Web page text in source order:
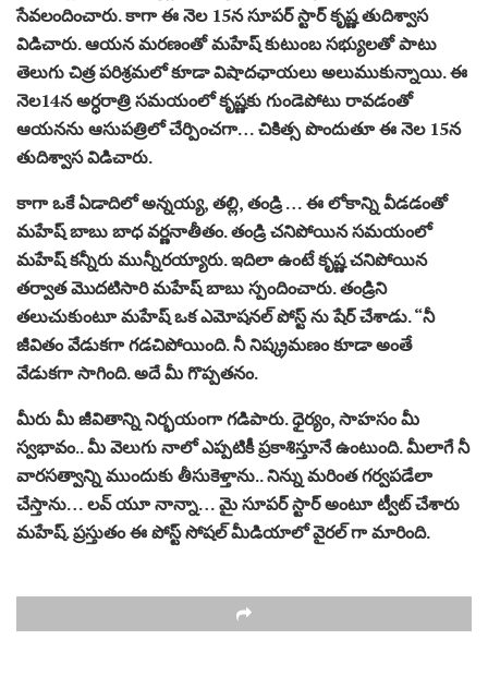
సేవలందించారు. కాగా ఈ నెల 15న సూపర్ స్టార్ కృష్ణ తుదిశ్వాస
విడిచారు. ఆయన మరణంతో మహేష్ కుటుంబ సభ్యులతో పాటు
తెలుగు చిత్ర పరిశ్రమలో కూడా విషాదఛాయలు అలుముకున్నాయి. ఈ
నెల14న అర్ధరాత్రి సమయంలో కృష్ణకు గుండెపోటు రావడంతో
ఆయనను ఆసుపత్రిలో చేర్పించగా… చికిత్స పొందుతూ ఈ నెల 15న
తుదిశ్వాస విడిచారు.
కాగా ఒకే ఏడాదిలో అన్నయ్య, తల్లి, తండ్రి … ఈ లోకాన్ని వీడడంతో
మహేష్ బాబు బాధ వర్ణనాతీతం. తండ్రి చనిపోయిన సమయంలో
మహేష్ కన్నీరు మున్నీరయ్యారు. ఇదిలా ఉంటే కృష్ణ చనిపోయిన
తర్వాత మొదటిసారి మహేష్ బాబు స్పందించారు. తండ్రిని
తలుచుకుంటూ మహేష్ ఒక ఎమోషనల్ పోస్ట్ ను షేర్ చేశాడు. “నీ
జీవితం వేడుకగా గడచిపోయింది. నీ నిష్క్రమణం కూడా అంతే
వేడుకగా సాగింది. అదే మీ గొప్పతనం.
మీరు మీ జీవితాన్ని నిర్భయంగా గడిపారు. ధైర్యం, సాహసం మీ
స్వభావం.. మీ వెలుగు నాలో ఎప్పటికీ ప్రకాశిస్తూనే ఉంటుంది. మీలాగే నీ
వారసత్వాన్ని ముందుకు తీసుకెళ్తాను.. నిన్ను మరింత గర్వపడేలా
చేస్తాను… లవ్ యూ నాన్నా… మై సూపర్ స్టార్ అంటూ ట్వీట్ చేశారు
మహేష్. ప్రస్తుతం ఈ పోస్ట్ సోషల్ మీడియాలో వైరల్ గా మారింది.